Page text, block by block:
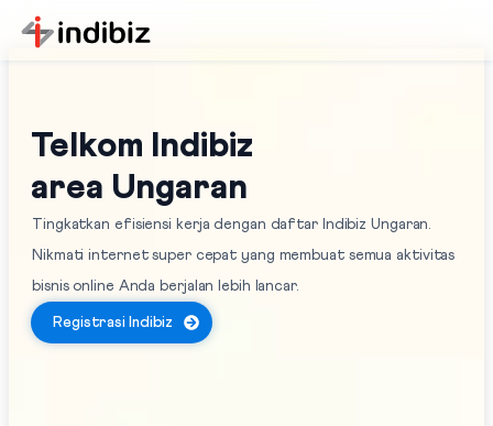
Telkom Indibiz
area Ungaran
Tingkatkan efisiensi kerja dengan daftar Indibiz Ungaran.
Nikmati internet super cepat yang membuat semua aktivitas
bisnis online Anda berjalan lebih lancar.
Registrasi Indibiz